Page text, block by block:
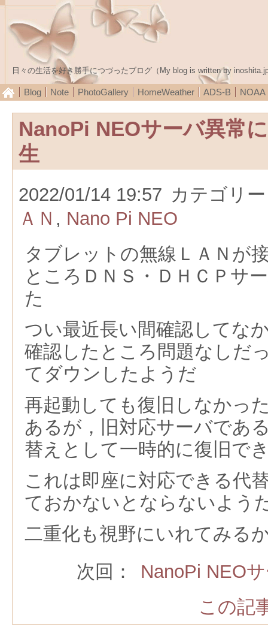
日々の生活を好き勝手につづったブログ（My blog is written by
Blog Note PhotoGallery HomeWeather ADS-B NOAA
NanoPi NEOサーバ異常
生
2022/01/14 19:57 カテゴリ
ＡＮ , Nano Pi NEO
タブレットの無線ＬＡＮが
ところＤＮＳ・ＤＨＣＰサ
た
つい最近長い間確認してな
確認したところ問題なしだ
てダウンしたようだ
再起動しても復旧しなかっ
あるが，旧対応サーバであ
替えとして一時的に復旧で
これは即座に対応できる代
ておかないとならないよう
二重化も視野にいれてみる
次回：
NanoPi NEO
この記